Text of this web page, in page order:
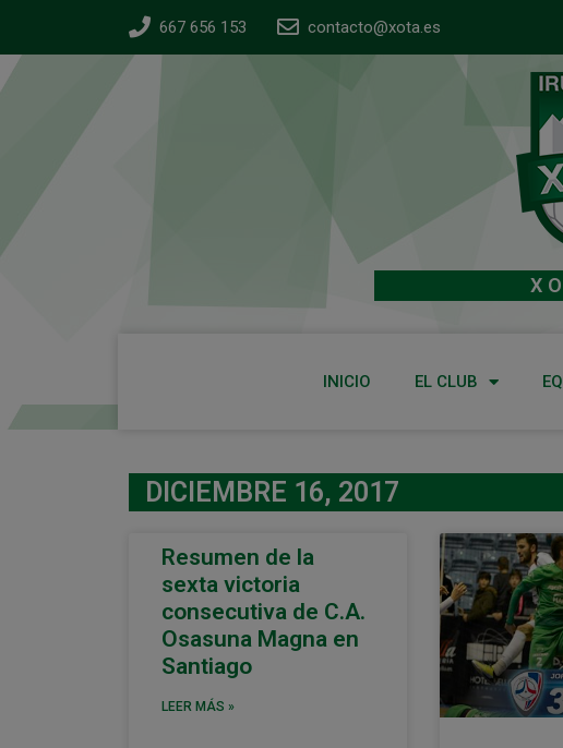
667 656 153 contacto@xota.es
INICIO EL CLUB
DICIEMBRE 16, 2017
Resumen de la
sexta victoria
consecutiva de C.A.
Osasuna Magna en
Santiago
LEER MÁS »